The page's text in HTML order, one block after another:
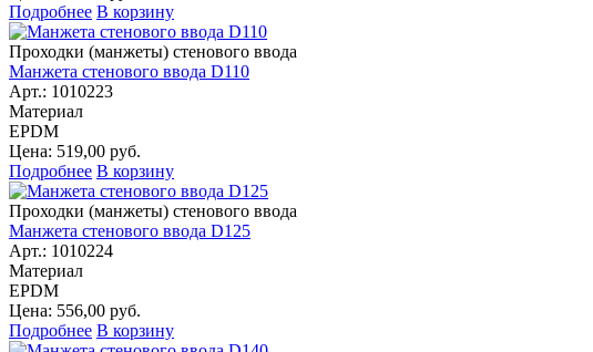
Подробнее В корзину
Проходки (манжеты) стенового ввода
Манжета стенового ввода D110
Арт.: 1010223
Материал
EPDM
Цена: 519,00 руб.
Подробнее В корзину
Проходки (манжеты) стенового ввода
Манжета стенового ввода D125
Арт.: 1010224
Материал
EPDM
Цена: 556,00 руб.
Подробнее В корзину